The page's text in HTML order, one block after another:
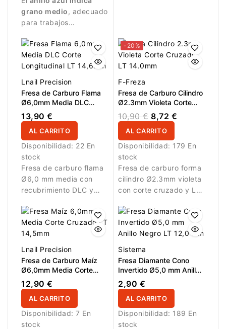
grano medio, adecuado
para trabajos
tratamiento detallado
de la uña.
Lnail Precision
Fresa de Carburo Flama
Ø6,0mm Media DLC
Corte Longitudinal LT
14,6mm
13,90 €
AL CARRITO
Disponibilidad: 22 En
stock
Fresa de carburo flama
Ø6,0 mm media con
recubrimiento DLC y
para eliminación
controlada de material.
-20%
F-Freza
Fresa de Carburo Cilindro
Ø2.3mm Violeta Corte
Cruzado LT 14.0mm
10,90 € 8,72 €
AL CARRITO
Disponibilidad: 179 En
stock
Fresa de carburo forma
cilindro Ø2.3mm violeta
con corte cruzado y LT
refinamiento y acabado
de estructuras de uñas.
Lnail Precision
Fresa de Carburo Maíz
Ø6,0mm Media Corte
Cruzado LT 14,5mm
12,90 €
AL CARRITO
Disponibilidad: 7 En
stock
Sistema
Fresa Diamante Cono
Invertido Ø5,0 mm Anillo
Negro LT 12,0 mm
2,90 €
AL CARRITO
Disponibilidad: 189 En
stock